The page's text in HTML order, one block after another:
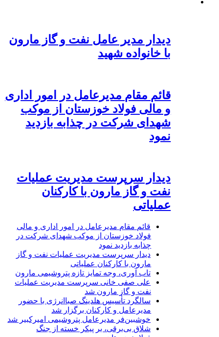
دیدار مدیر عامل نفت و گاز مارون
با خانواده شهید
قائم مقام مدیرعامل در امور اداری
و مالی فولاد خوزستان از موکب
شهدای شرکت در چذابه بازدید
نمود
دیدار سرپرست مدیریت عملیات
نفت و گاز مارون با کارکنان
عملیاتی
قائم مقام مدیرعامل در امور اداری و مالی
فولاد خوزستان از موکب شهدای شرکت در
چذابه بازدید نمود
دیدار سرپرست مدیریت عملیات نفت و گاز
مارون با کارکنان عملیاتی
تاب آوری، وجه تمایز تازه پتروشیمی مارون
علی صفی خانی سرپرست مدیریت عملیات
نفت و گاز مارون شد
سالگرد تأسیس هلدینگ صباانرژی با حضور
مدیرعامل و کارکنان برگزار شد
خوشبین‌فر مدیرعامل پتروشیمی امیرکبیر شد
شلاق‌ بی‌برقی، بر پیکر خسته‌ از جنگ